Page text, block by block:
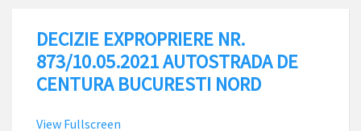
DECIZIE EXPROPRIERE NR.
873/10.05.2021 AUTOSTRADA DE
CENTURA BUCURESTI NORD
View Fullscreen